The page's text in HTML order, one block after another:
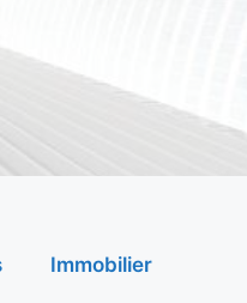
Immobilier